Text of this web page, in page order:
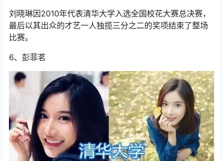
刘晓琳因2010年代表清华大学入选全国校花大赛总决赛，
最后以其出众的才艺一人独揽三分之二的奖项结束了整场
比赛。
6、彭菲茗